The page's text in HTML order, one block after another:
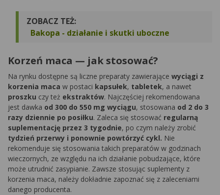
ZOBACZ TEŻ:
Bakopa - działanie i skutki uboczne
Korzeń maca — jak stosować?
Na rynku dostępne są liczne preparaty zawierające wyciągi z
korzenia maca w postaci kapsułek, tabletek, a nawet
proszku czy też ekstraktów. Najczęściej rekomendowana
jest dawka od 300 do 550 mg wyciągu, stosowana od 2 do 3
razy dziennie po posiłku. Zaleca się stosować regularną
suplementację przez 3 tygodnie, po czym należy zrobić
tydzień przerwy i ponownie powtórzyć cykl. Nie
rekomenduje się stosowania takich preparatów w godzinach
wieczornych, ze względu na ich działanie pobudzające, które
może utrudnić zasypianie. Zawsze stosując suplementy z
korzenia maca, należy dokładnie zapoznać się z zaleceniami
danego producenta.